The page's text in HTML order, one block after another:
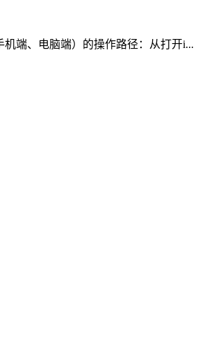
端、电脑端）的操作路径：从打开i...